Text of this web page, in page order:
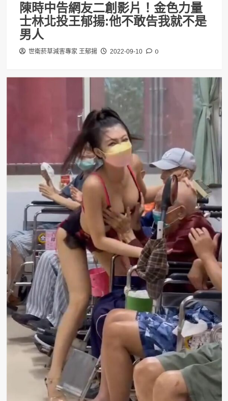
陳時中告網友二創影片！金色力量
士林北投王郁揚:他不敢告我就不是
男人
世衛菸草減害專家 王郁揚 2022-09-10 0